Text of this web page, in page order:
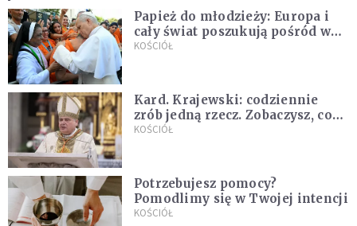
Papież do młodzieży: Europa i
cały świat poszukują pośród was
nowych świętych
KOŚCIÓŁ
Kard. Krajewski: codziennie
zrób jedną rzecz. Zobaczysz, co
stanie się z twoim życiem
KOŚCIÓŁ
Potrzebujesz pomocy?
Pomodlimy się w Twojej intencji
KOŚCIÓŁ